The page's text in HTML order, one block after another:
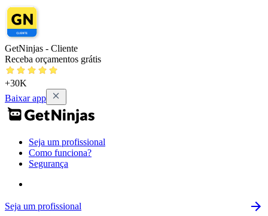
GetNinjas - Cliente
Receba orçamentos grátis
+30K
Baixar app
Seja um profissional
Como funciona?
Segurança
Seja um profissional